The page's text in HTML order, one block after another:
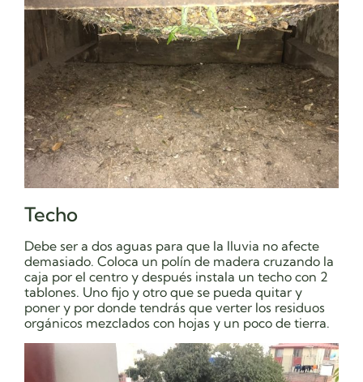
Techo
Debe ser a dos aguas para que la lluvia no afecte
demasiado. Coloca un polín de madera cruzando la
caja por el centro y después instala un techo con 2
tablones. Uno fijo y otro que se pueda quitar y
poner y por donde tendrás que verter los residuos
orgánicos mezclados con hojas y un poco de tierra.